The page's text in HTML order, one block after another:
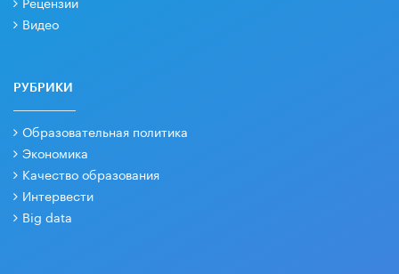
Видео
РУБРИКИ
Образовательная политика
Экономика
Качество образования
Интервести
Big data